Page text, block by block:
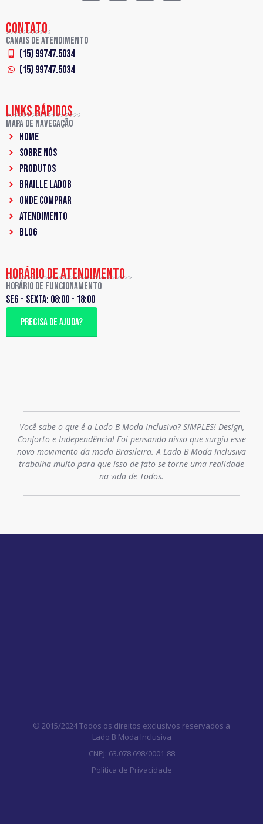
CONTATO
Canais de Atendimento
(15) 99747.5034
(15) 99747.5034
LINKS RÁPIDOS
Mapa de Navegação
Home
Sobre Nós
PRODUTOS
Braille LadoB
ONDE COMPRAR
ATENDIMENTO
BLOG
HORÁRIO DE ATENDIMENTO
Horário de Funcionamento
Seg - sexta: 08:00 - 18:00
PRECISA DE AJUDA?
Você sabe o que é a Lado B Moda Inclusiva? SIMPLES! Design,
Conforto e Independência! Foi pensando nisso que surgiu esse
novo movimento da moda Brasileira. A Lado B Moda Inclusiva
trabalha muito para que isso de fato se torne uma realidade
na vida de Todos.
© 2015/2024 Todos os direitos exclusivos reservados a
Lado B Moda Inclusiva
CNPJ: 63.078.698/0001-88
Política de Privacidade